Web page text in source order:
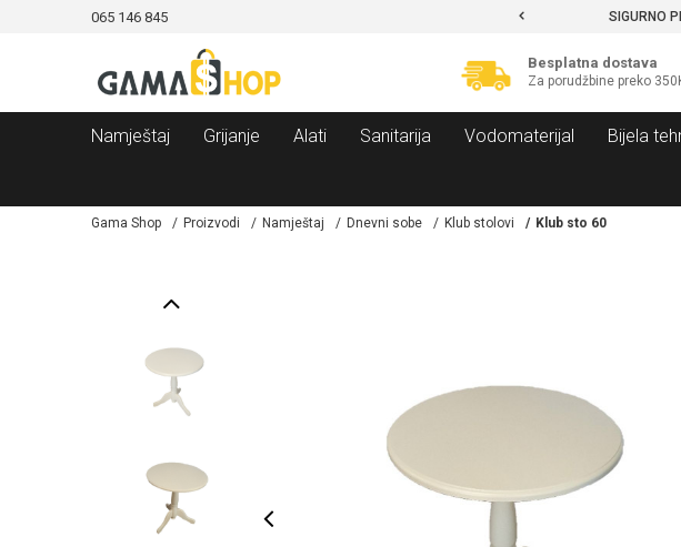
065 146 845 SIGURNO
Besplatna dostava
Za porudžbine preko
Namještaj Grijanje Alati Sanitarija Vodomaterijal Bijela
Gama Shop Proizvodi Namještaj Dnevni sobe Klub stolovi Klub sto 60